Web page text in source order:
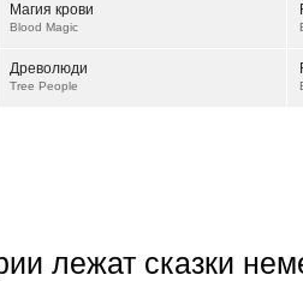
Магия крови
Blood Magic
Древолюди
Tree People
лежат сказки